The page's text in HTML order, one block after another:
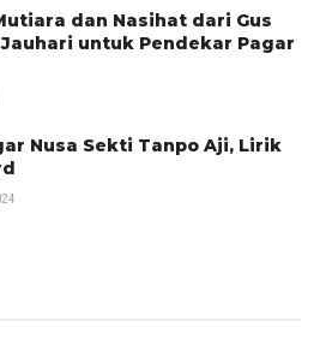
dan Nasihat dari Gus
untuk Pendekar Pagar
Nusa Sekti Tanpo Aji, Lirik